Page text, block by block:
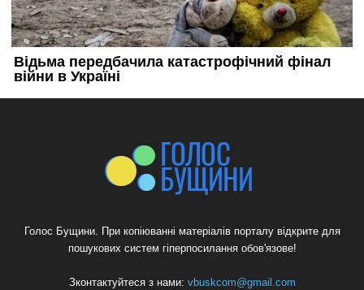
Голос Бущини. При копіюванні матеріалів порталу відкрите для
пошукових систем гіперпосилання обов'язове!
Зконтактуйтеся з нами: vbuskcom@gmail.com